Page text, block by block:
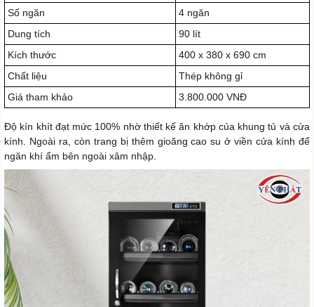
Số ngăn
4 ngăn
Dung tích
90 lít
Kích thước
400 x 380 x 690 cm
Chất liệu
Thép không gỉ
Giá tham khảo
3.800.000 VNĐ
Độ kín khít đạt mức 100% nhờ thiết kế ăn khớp của khung tủ và cửa
kính. Ngoài ra, còn trang bị thêm gioăng cao su ở viền cửa kính để
ngăn khí ẩm bên ngoài xâm nhập.